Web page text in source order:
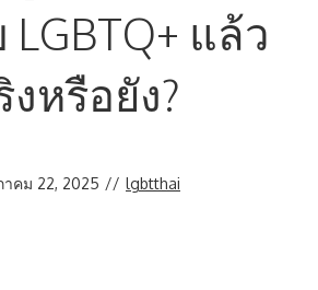
แล้ว
งหรือยัง?
คม 22, 2025 // lgbtthai